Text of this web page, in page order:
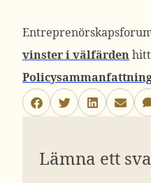
vinster i välfärden
Lämna ett